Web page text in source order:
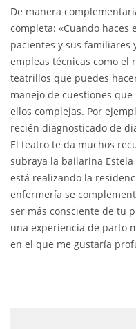
De manera
completa: «Cuando haces
pacientes y sus familiares
empleas técnicas como el
teatrillos que puedes
manejo de cuestiones
ellos complejas. Por
recién diagnosticado de
El teatro te da muchos
subraya la bailarina
está realizando la
enfermería se
ser más consciente de tu
una experiencia de parto
en el que me gustaría